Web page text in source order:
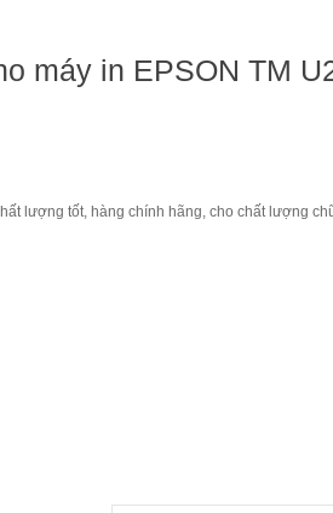
máy in EPSON TM
lượng tốt, hàng chính hãng, cho chất lượng